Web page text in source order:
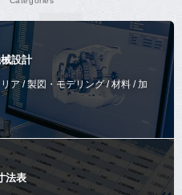
設計
ア / 製図・モデリング / 材料 / 加
法表